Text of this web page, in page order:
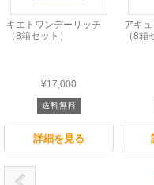
キエトワンデーリッチ
（8箱セット）
¥17,000
送料無料
詳細を見る
アキ
（8箱